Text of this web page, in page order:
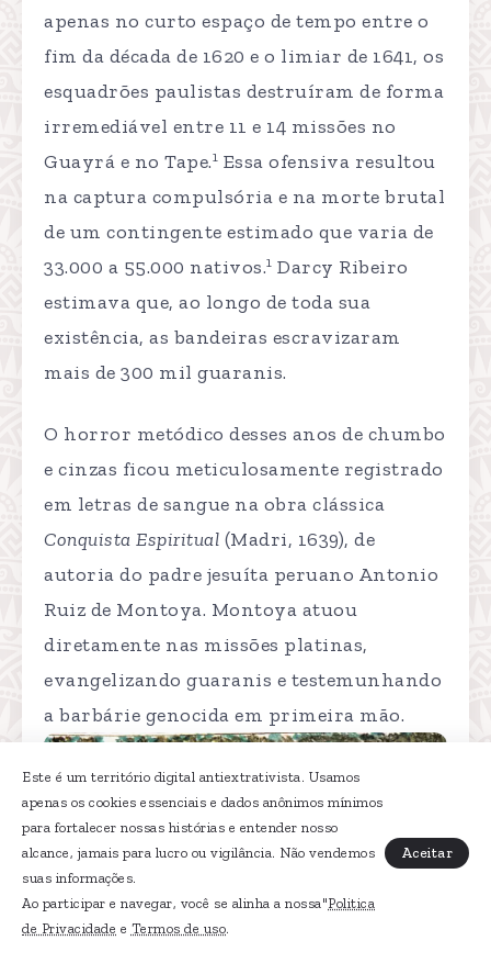
apenas no curto espaço de tempo entre o
fim da década de 1620 e o limiar de 1641, os
esquadrões paulistas destruíram de forma
irremediável entre 11 e 14 missões no
Guayrá e no Tape.1 Essa ofensiva resultou
na captura compulsória e na morte brutal
de um contingente estimado que varia de
33.000 a 55.000 nativos.1 Darcy Ribeiro
estimava que, ao longo de toda sua
existência, as bandeiras escravizaram
mais de 300 mil guaranis.
O horror metódico desses anos de chumbo
e cinzas ficou meticulosamente registrado
em letras de sangue na obra clássica
Conquista Espiritual (Madri, 1639), de
autoria do padre jesuíta peruano Antonio
Ruiz de Montoya. Montoya atuou
diretamente nas missões platinas,
evangelizando guaranis e testemunhando
a barbárie genocida em primeira mão.
Este é um território digital antiextrativista. Usamos
apenas os cookies essenciais e dados anônimos mínimos
para fortalecer nossas histórias e entender nosso
alcance, jamais para lucro ou vigilância. Não vendemos
suas informações.
Ao participar e navegar, você se alinha a nossa"Politica
de Privacidade e Termos de uso.
Aceitar